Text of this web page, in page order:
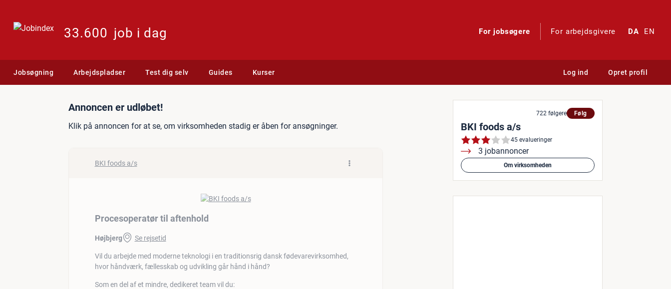
33.600 job i dag For jobsøgere For arbejdsgivere DA EN
Jobsøgning Arbejdspladser Test dig selv Guides Kurser Log ind Opret profil
Jobannonce: Procesoperatør til aftenhold
Annoncen er udløbet!
Klik på annoncen for at se, om virksomheden stadig er åben for ansøgninger.
BKI foods a/s
Procesoperatør til aftenhold
Højbjerg Se rejsetid
Vil du arbejde med moderne teknologi i en traditionsrig dansk fødevarevirksomhed,
hvor håndværk, fællesskab og udvikling går hånd i hånd?
Som en del af et mindre, dedikeret team vil du:
722 følgere Følg
BKI foods a/s
45 evalueringer
3 jobannoncer
Om virksomheden